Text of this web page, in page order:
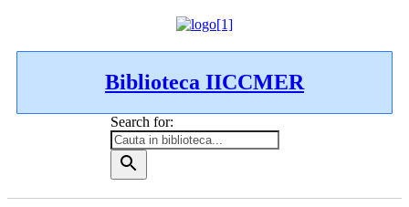
Biblioteca IICCMER
Search for: